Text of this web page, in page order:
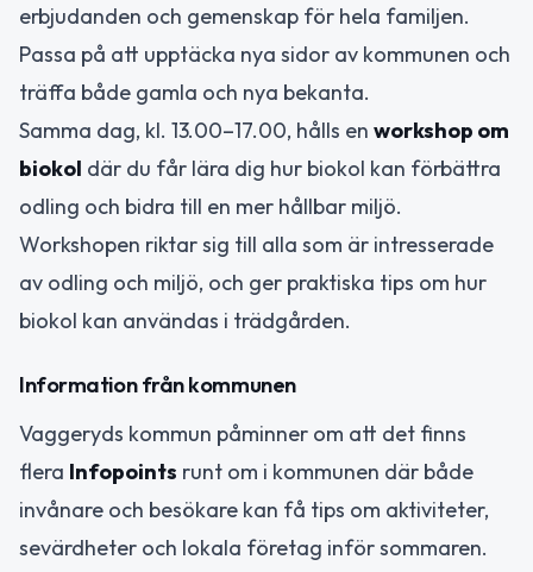
erbjudanden och gemenskap för hela familjen.
Passa på att upptäcka nya sidor av kommunen och
träffa både gamla och nya bekanta.
Samma dag, kl. 13.00–17.00, hålls en workshop om
biokol där du får lära dig hur biokol kan förbättra
odling och bidra till en mer hållbar miljö.
Workshopen riktar sig till alla som är intresserade
av odling och miljö, och ger praktiska tips om hur
biokol kan användas i trädgården.
Information från kommunen
Vaggeryds kommun påminner om att det finns
flera Infopoints runt om i kommunen där både
invånare och besökare kan få tips om aktiviteter,
sevärdheter och lokala företag inför sommaren.